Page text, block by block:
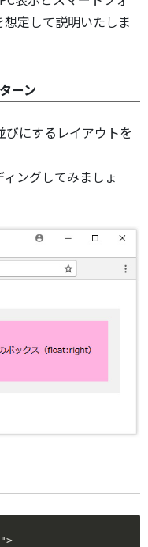
定して説明いたしま
ーン
にするレイアウトを
ングしてみましょ
">